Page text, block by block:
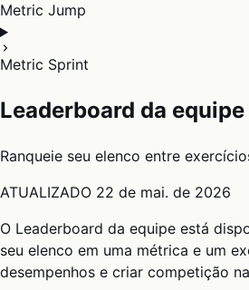
Metric Jump
Metric Sprint
Leaderboard da equipe
Ranqueie seu elenco entre
ATUALIZADO 22 de mai. de 2026
O Leaderboard da equipe está
seu elenco em uma métrica e um
desempenhos e criar competição